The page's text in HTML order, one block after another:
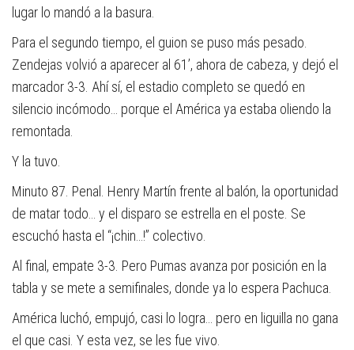
lugar lo mandó a la basura.
Para el segundo tiempo, el guion se puso más pesado.
Zendejas volvió a aparecer al 61’, ahora de cabeza, y dejó el
marcador 3-3. Ahí sí, el estadio completo se quedó en
silencio incómodo… porque el América ya estaba oliendo la
remontada.
Y la tuvo.
Minuto 87. Penal. Henry Martín frente al balón, la oportunidad
de matar todo… y el disparo se estrella en el poste. Se
escuchó hasta el “¡chin…!” colectivo.
Al final, empate 3-3. Pero Pumas avanza por posición en la
tabla y se mete a semifinales, donde ya lo espera Pachuca
América luchó, empujó, casi lo logra… pero en liguilla no gana
el que casi. Y esta vez, se les fue vivo.